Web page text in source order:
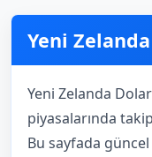
Yeni
Yeni Zelanda
piyasalarında
Bu sayfada